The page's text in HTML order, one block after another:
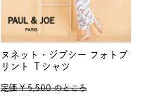
ヌネット・ジプシー フォトプ
リント Ｔシャツ
定価 ¥ 5,500 のところ